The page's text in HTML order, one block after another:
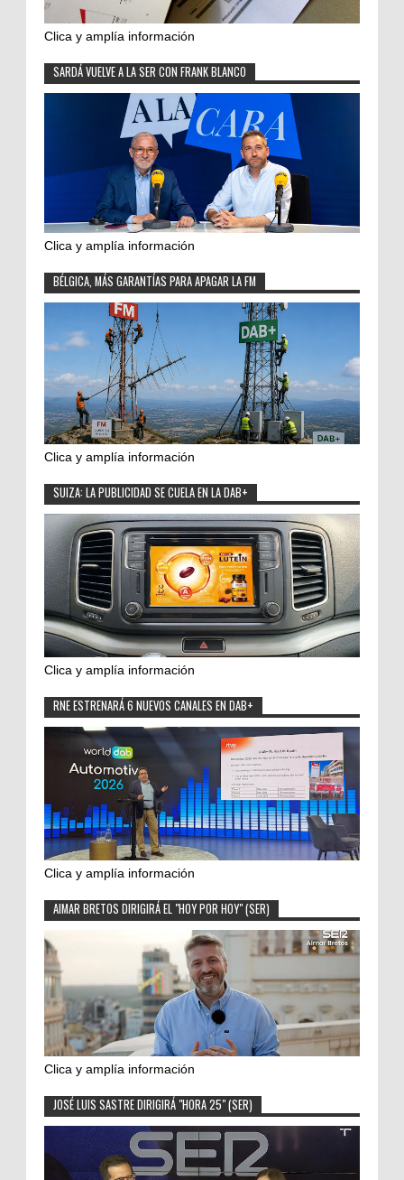
Clica y amplía información
SARDÁ VUELVE A LA SER CON FRANK BLANCO
Clica y amplía información
BÉLGICA, MÁS GARANTÍAS PARA APAGAR LA FM
Clica y amplía información
SUIZA: LA PUBLICIDAD SE CUELA EN LA DAB+
Clica y amplía información
RNE ESTRENARÁ 6 NUEVOS CANALES EN DAB+
Clica y amplía información
AIMAR BRETOS DIRIGIRÁ EL "HOY POR HOY" (SER)
Clica y amplía información
JOSÉ LUIS SASTRE DIRIGIRÁ "HORA 25" (SER)